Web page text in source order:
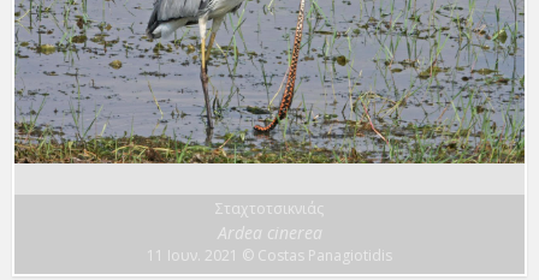
Σταχτοτσικνιάς
Ardea cinerea
11 Ιουν. 2021 © Costas Panagiotidis